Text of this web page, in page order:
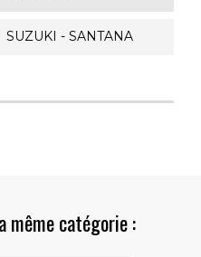
SUZUKI - SANTANA
même catégorie :